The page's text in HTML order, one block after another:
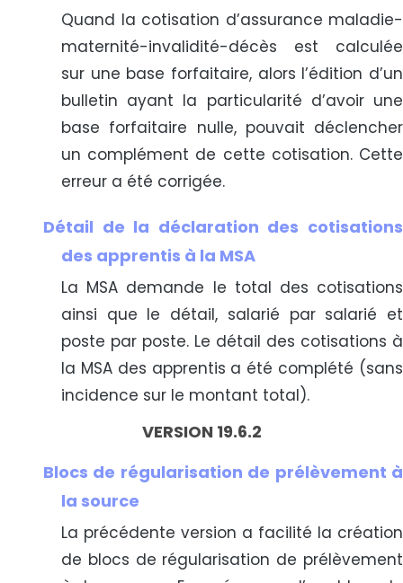
Quand la cotisation d’assurance maladie-
maternité-invalidité-décès est calculée
sur une base forfaitaire, alors l’édition d’un
bulletin ayant la particularité d’avoir une
base forfaitaire nulle, pouvait déclencher
un complément de cette cotisation. Cette
erreur a été corrigée.
Détail de la déclaration des cotisations
des apprentis à la MSA
La MSA demande le total des cotisations
ainsi que le détail, salarié par salarié et
poste par poste. Le détail des cotisations à
la MSA des apprentis a été complété (sans
incidence sur le montant total).
VERSION 19.6.2
Blocs de régularisation de prélèvement à
la source
La précédente version a facilité la création
de blocs de régularisation de prélèvement